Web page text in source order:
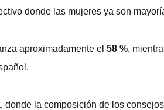
donde las mujeres ya son
aproximadamente el 58 %,
, donde la composición de los